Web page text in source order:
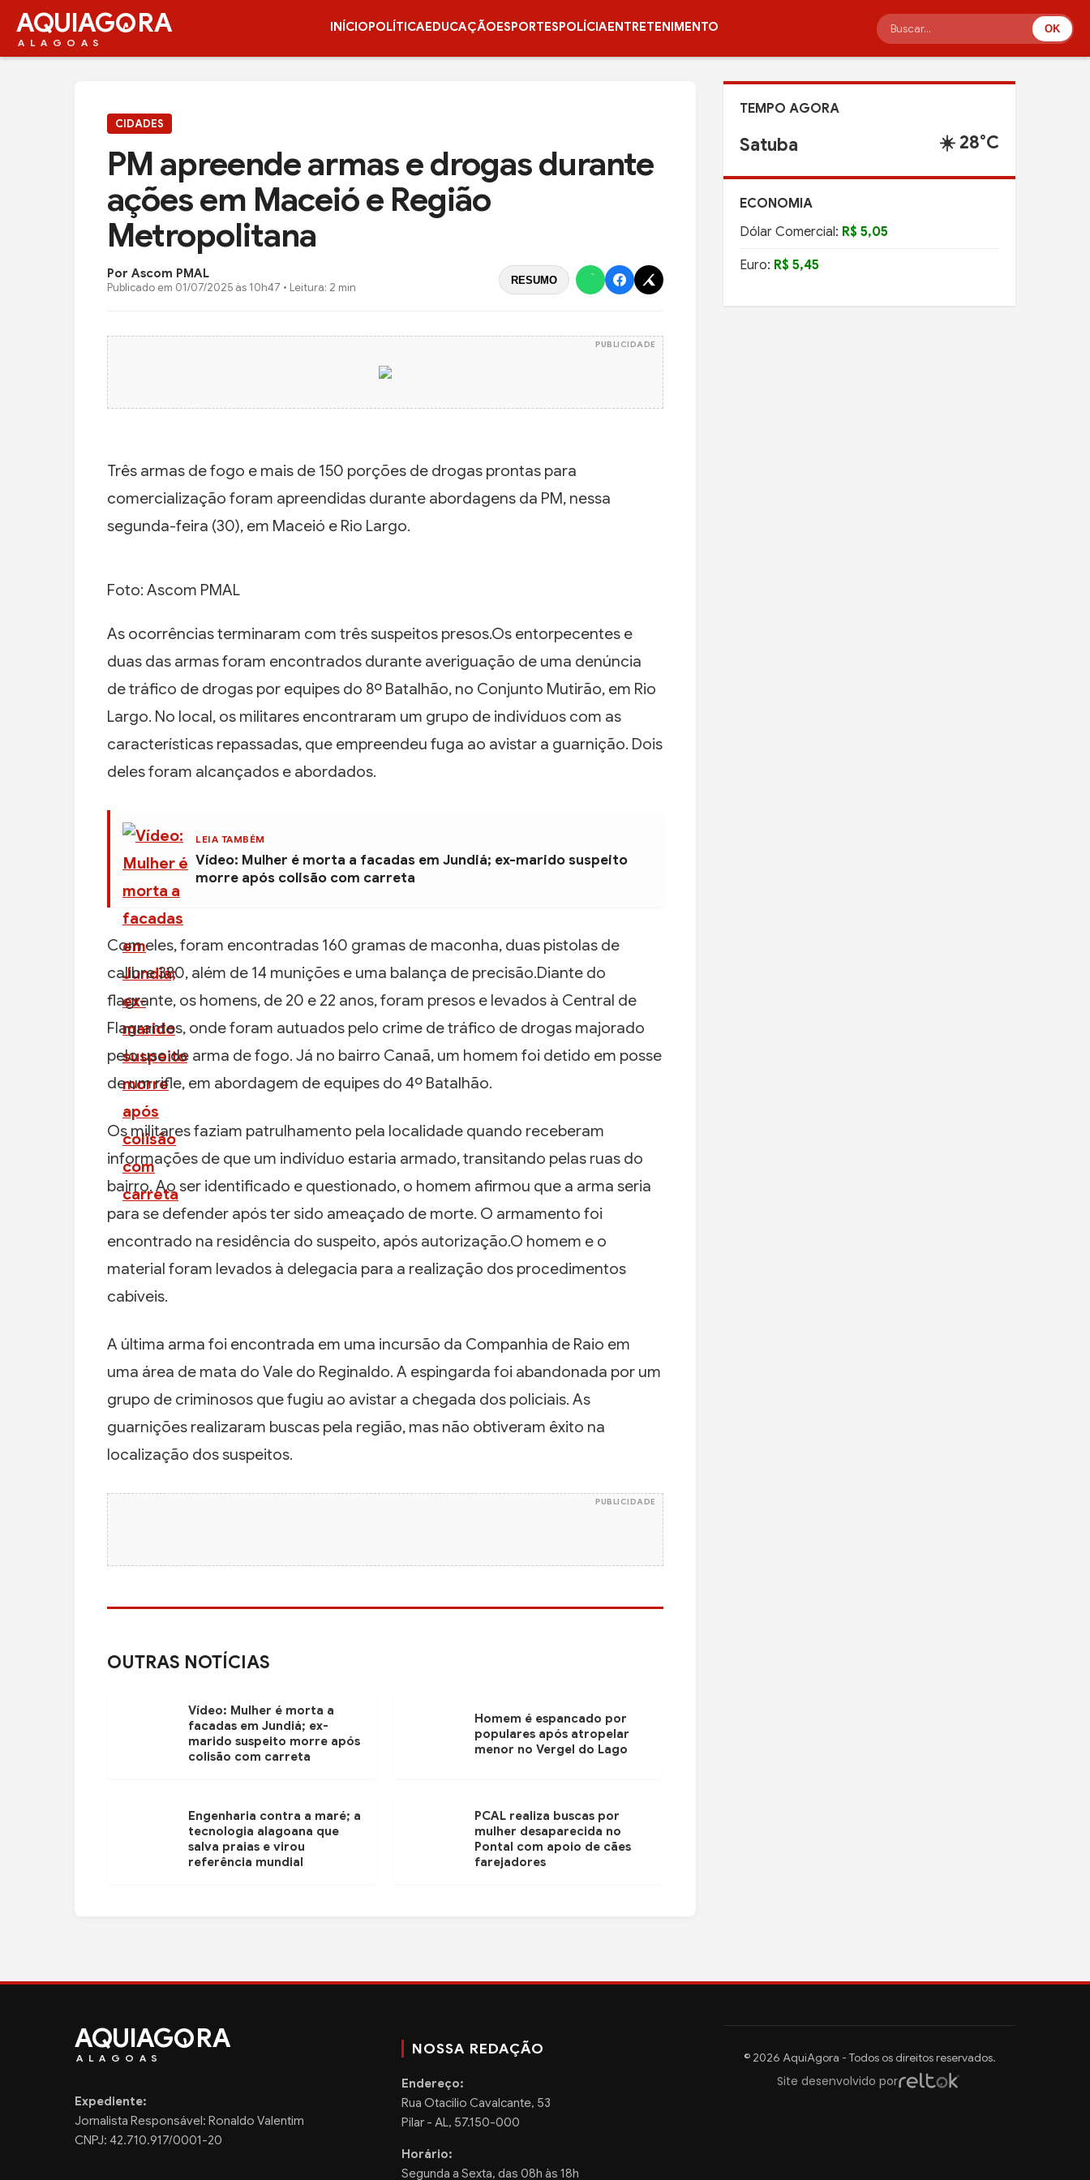
AQUIAG RA
ALAGOAS
INÍCIOPOLÍTICAEDUCAÇÃOESPORTESPOLÍCIAENTRETENIMENTO OK
CIDADES
PM apreende armas e drogas durante
ações em Maceió e Região
Metropolitana
Por Ascom PMAL
Publicado em 01/07/2025 às 10h47 • Leitura: 2 min
RESUMO
PUBLICIDADE
Três armas de fogo e mais de 150 porções de drogas prontas para
comercialização foram apreendidas durante abordagens da PM, nessa
segunda-feira (30), em Maceió e Rio Largo.
Foto: Ascom PMAL
As ocorrências terminaram com três suspeitos presos.Os entorpecentes e
duas das armas foram encontrados durante averiguação de uma denúncia
de tráfico de drogas por equipes do 8º Batalhão, no Conjunto Mutirão, em Rio
Largo. No local, os militares encontraram um grupo de indivíduos com as
características repassadas, que empreendeu fuga ao avistar a guarnição. Dois
deles foram alcançados e abordados.
LEIA TAMBÉM
Vídeo: Mulher é morta a facadas em Jundiá; ex-marido suspeito
morre após colisão com carreta
Com eles, foram encontradas 160 gramas de maconha, duas pistolas de
calibre 380, além de 14 munições e uma balança de precisão.Diante do
flagrante, os homens, de 20 e 22 anos, foram presos e levados à Central de
Flagrantes, onde foram autuados pelo crime de tráfico de drogas majorado
pelo uso de arma de fogo. Já no bairro Canaã, um homem foi detido em posse
de um rifle, em abordagem de equipes do 4º Batalhão.
Os militares faziam patrulhamento pela localidade quando receberam
informações de que um indivíduo estaria armado, transitando pelas ruas do
bairro. Ao ser identificado e questionado, o homem afirmou que a arma seria
para se defender após ter sido ameaçado de morte. O armamento foi
encontrado na residência do suspeito, após autorização.O homem e o
material foram levados à delegacia para a realização dos procedimentos
cabíveis.
A última arma foi encontrada em uma incursão da Companhia de Raio em
uma área de mata do Vale do Reginaldo. A espingarda foi abandonada por um
grupo de criminosos que fugiu ao avistar a chegada dos policiais. As
guarnições realizaram buscas pela região, mas não obtiveram êxito na
localização dos suspeitos.
PUBLICIDADE
OUTRAS NOTÍCIAS
Vídeo: Mulher é morta a
facadas em Jundiá; ex-
marido suspeito morre após
colisão com carreta
Homem é espancado por
populares após atropelar
menor no Vergel do Lago
Engenharia contra a maré; a
tecnologia alagoana que
salva praias e virou
referência mundial
PCAL realiza buscas por
mulher desaparecida no
Pontal com apoio de cães
farejadores
TEMPO AGORA
Satuba ☀️ 28°C
ECONOMIA
Dólar Comercial: R$ 5,05
Euro: R$ 5,45
AQUIAG RA
ALAGOAS
Expediente:
Jornalista Responsável: Ronaldo Valentim
CNPJ: 42.710.917/0001-20
NOSSA REDAÇÃO
Endereço:
Rua Otacilio Cavalcante, 53
Pilar - AL, 57.150-000
Horário:
Segunda a Sexta, das 08h às 18h
© 2026 AquiAgora - Todos os direitos reservados.
Site desenvolvido por